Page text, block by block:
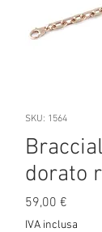
SKU: 1564
dorato
59,00 €
IVA inclusa